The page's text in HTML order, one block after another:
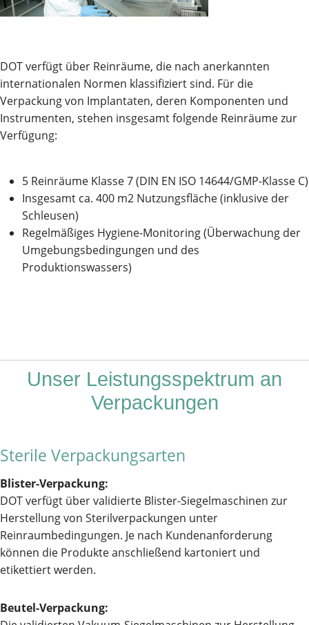
DOT verfügt über Reinräume, die nach anerkannten
internationalen Normen klassifiziert sind. Für die
Verpackung von Implantaten, deren Komponenten und
Instrumenten, stehen insgesamt folgende Reinräume zur
Verfügung:
5 Reinräume Klasse 7 (DIN EN ISO 14644/GMP-Klasse C)
Insgesamt ca. 400 m2 Nutzungsfläche (inklusive der
Schleusen)
Regelmäßiges Hygiene-Monitoring (Überwachung der
Umgebungsbedingungen und des
Produktionswassers)
Unser Leistungsspektrum an
Verpackungen
Sterile Verpackungsarten
Blister-Verpackung:
DOT verfügt über validierte Blister-Siegelmaschinen zur
Herstellung von Sterilverpackungen unter
Reinraumbedingungen. Je nach Kundenanforderung
können die Produkte anschließend kartoniert und
etikettiert werden.
Beutel-Verpackung: